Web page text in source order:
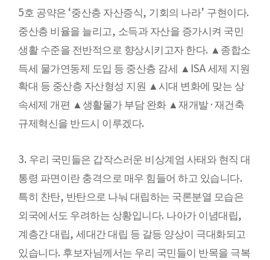
5호 공약은 ‘중산층 자산증식, 기회의 나라’ 구현이다.
중산층 비율을 늘리고, 소득과 자산을 증가시켜 국민
생활 수준을 전반적으로 향상시키고자 한다. ▲ 종합소
득세 물가연동제 도입 등 중산층 감세 ▲ ISA 세제 지원
확대 등 중산층 자산형성 지원 ▲ 시대 변화에 맞는 상
속세제 개편 ▲ 생활물가 부담 완화 ▲ 재개발· 재건축
규제혁신을 반드시 이루겠다.
3. 우리 국민들은 갑작스러운 비상계엄 사태와 현직 대
통령 파면이란 충격으로 매우 힘들어 하고 있습니다.
특히 찬탄, 반탄으로 나눠 대립하는 국론분열 모습은
외국에서도 우려하는 상황입니다. 나아가 이념대립,
계층간 대립, 세대간 대립 등 갈등 양상이 극대화되고
있습니다. 후보자님께서는 우리 국민들이 반목을 극복